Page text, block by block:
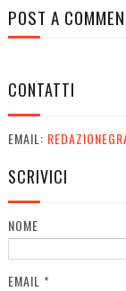
POST A
CONTATTI
EMAIL:
SCRIVICI
NOME
EMAIL *